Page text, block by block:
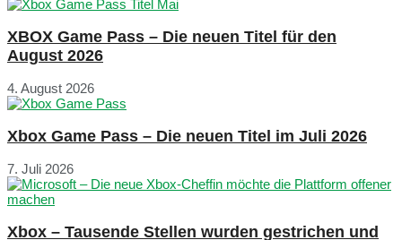
XBOX Game Pass – Die neuen Titel für den
August 2026
4. August 2026
Xbox Game Pass – Die neuen Titel im Juli 2026
7. Juli 2026
Xbox – Tausende Stellen wurden gestrichen und